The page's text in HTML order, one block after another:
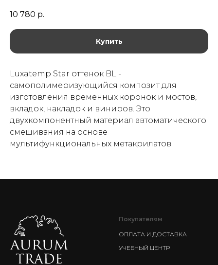
10 780 р.
Купить
Luxatemp Star оттенок BL -
самополимеризующийся композит для
изготовления временных коронок и мостов,
вкладок, накладок и виниров. Это
двухкомпонентный материал автоматического
смешивания на основе
мультифункциональных метакрилатов.
Покупателям
ОПЛАТА И ДОСТАВКА
УЧЕБНЫЙ ЦЕНТР